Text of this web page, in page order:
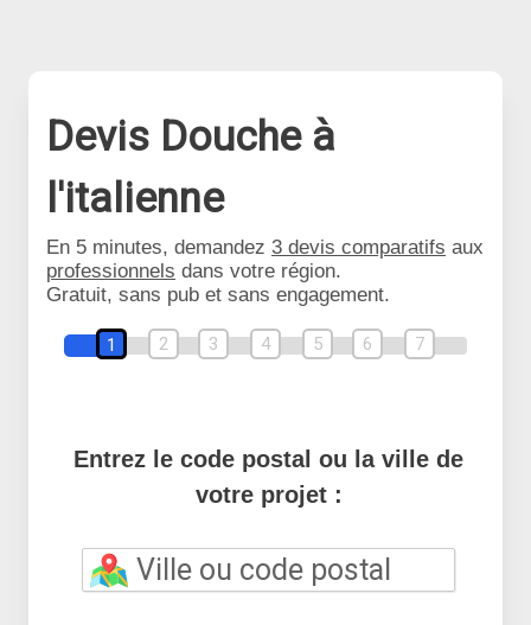
Devis Douche à
l'italienne
En 5 minutes, demandez 3 devis comparatifs aux
professionnels dans votre région.
Gratuit, sans pub et sans engagement.
1 2 3 4 5 6 7
Entrez le code postal ou la ville de
votre projet :